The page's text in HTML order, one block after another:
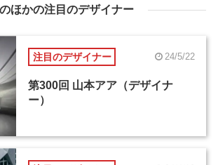
ほかの注目のデザイナー
注目のデザイナー 24/5/22
第300回 山本アア（デザイナ
ー）